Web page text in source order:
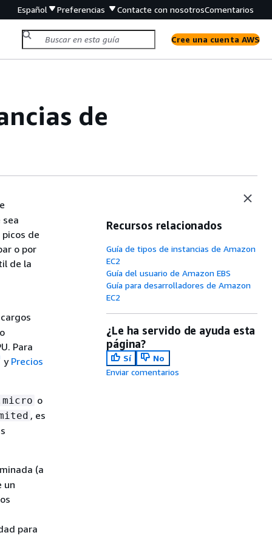
Español Preferencias Contacte con nosotrosComentarios
Cree una cuenta AWS
de
de
o por
de la
Para
y Precios
o
, es
(a
un
para
Recursos relacionados
Guía de tipos de instancias de Amazon
EC2
Guía del usuario de Amazon EBS
Guía para desarrolladores de Amazon
EC2
¿Le ha servido de ayuda esta
página?
Sí
No
Enviar comentarios